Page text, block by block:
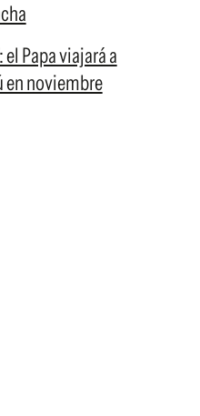
Papa viajará a
en noviembre